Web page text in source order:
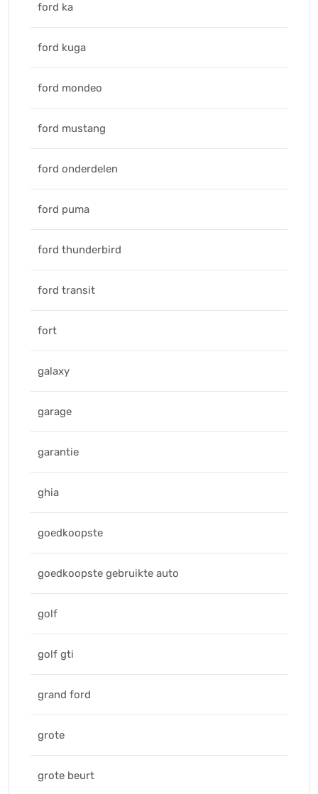
ford ka
ford kuga
ford mondeo
ford mustang
ford onderdelen
ford puma
ford thunderbird
ford transit
fort
galaxy
garage
garantie
ghia
goedkoopste
goedkoopste gebruikte auto
golf
golf gti
grand ford
grote
grote beurt